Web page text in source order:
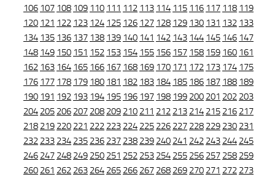
106 107 108 109 110 111 112 113 114 115 116 117 118 119
120 121 122 123 124 125 126 127 128 129 130 131 132 133
134 135 136 137 138 139 140 141 142 143 144 145 146 147
148 149 150 151 152 153 154 155 156 157 158 159 160 161
162 163 164 165 166 167 168 169 170 171 172 173 174 175
176 177 178 179 180 181 182 183 184 185 186 187 188 189
190 191 192 193 194 195 196 197 198 199 200 201 202 203
204 205 206 207 208 209 210 211 212 213 214 215 216 217
218 219 220 221 222 223 224 225 226 227 228 229 230 231
232 233 234 235 236 237 238 239 240 241 242 243 244 245
246 247 248 249 250 251 252 253 254 255 256 257 258 259
260 261 262 263 264 265 266 267 268 269 270 271 272 273